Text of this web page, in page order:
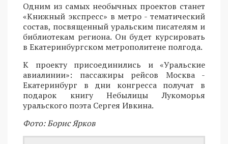
Одним из самых необычных проектов станет
«Книжный экспресс» в метро - тематический
состав, посвященный уральским писателям и
библиотекам региона. Он будет курсировать
в Екатеринбургском метрополитене полгода.
К проекту присоединились и «Уральские
авиалинии»: пассажиры рейсов Москва -
Екатеринбург в дни конгресса получат в
подарок книгу Небылицы Лукоморья
уральского поэта Сергея Ивкина.
Фото: Борис Ярков